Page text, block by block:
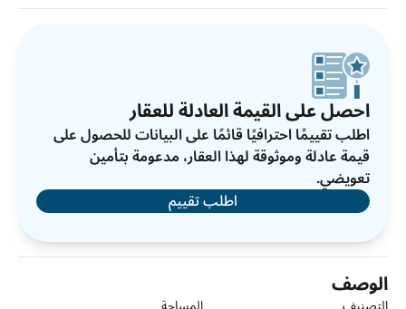
احصل على القيمة العادلة للعقار
اطلب تقييمًا احترافيًا قائمًا على البيانات للحصول على
قيمة عادلة وموثوقة لهذا العقار، مدعومة بتأمين
تعويضي.
اطلب تقييم
الوصف